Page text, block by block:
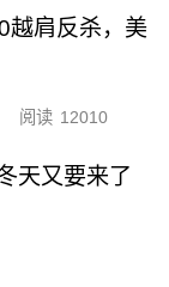
越肩反杀，美
阅读 12010
天又要来了